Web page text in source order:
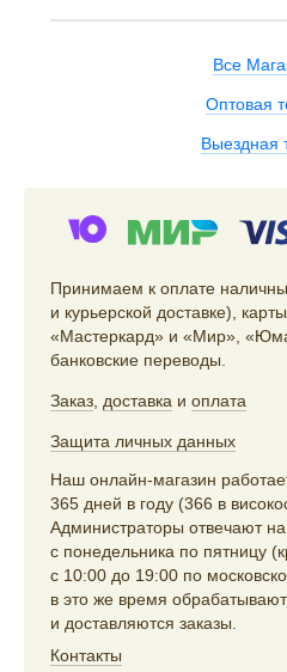
Все
Оптовая
Выездная
Принимаем к оплате
и курьерской доставке),
«Мастеркард» и «Мир»,
банковские переводы.
Заказ доставка и оплата
Защита личных данных
Наш онлайн-магазин
365 дней в году (366 в
Администраторы отвечают на
с понедельника по пятницу
с 10:00 до 19:00 по
в это же время
и доставляются заказы.
Контакты